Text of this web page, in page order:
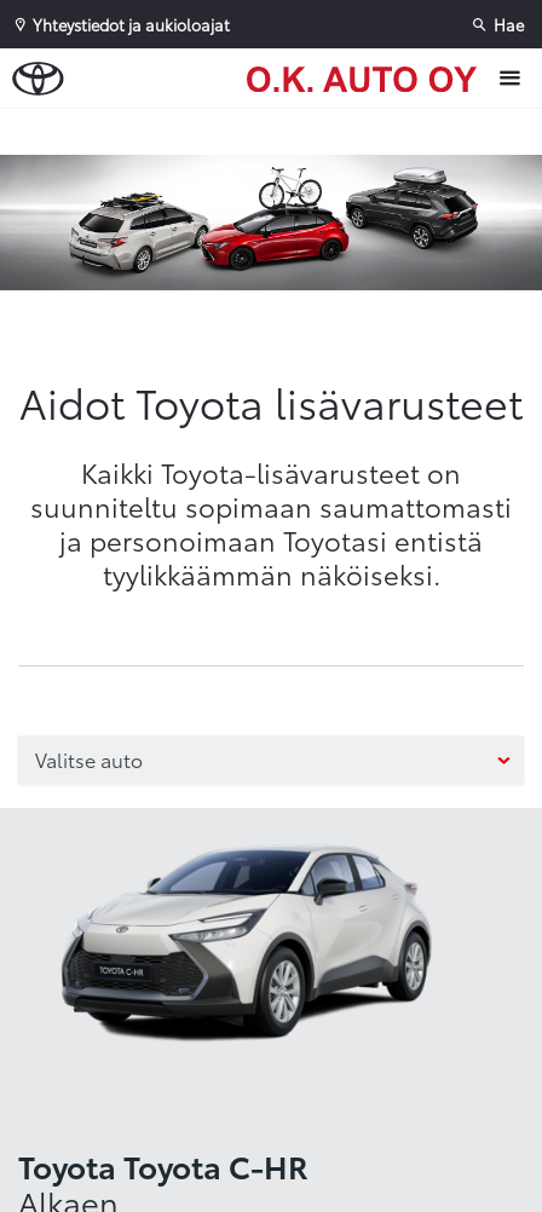
Yhteystiedot ja aukioloajat Hae
Aidot Toyota lisävarusteet
Kaikki Toyota-lisävarusteet on
suunniteltu sopimaan saumattomasti
ja personoimaan Toyotasi entistä
tyylikkäämmän näköiseksi.
Toyota Toyota C-HR
Alkaen